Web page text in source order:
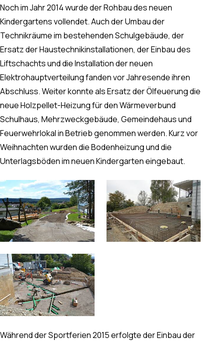
Noch im Jahr 2014 wurde der Rohbau des neuen
Kindergartens vollendet. Auch der Umbau der
Technikräume im bestehenden Schulgebäude, der
Ersatz der Haustechnikinstallationen, der Einbau des
Liftschachts und die Installation der neuen
Elektrohauptverteilung fanden vor Jahresende ihren
Abschluss. Weiter konnte als Ersatz der Ölfeuerung die
neue Holzpellet-Heizung für den Wärmeverbund
Schulhaus, Mehrzweckgebäude, Gemeindehaus und
Feuerwehrlokal in Betrieb genommen werden. Kurz vor
Weihnachten wurden die Bodenheizung und die
Unterlagsböden im neuen Kindergarten eingebaut.
Während der Sportferien 2015 erfolgte der Einbau der